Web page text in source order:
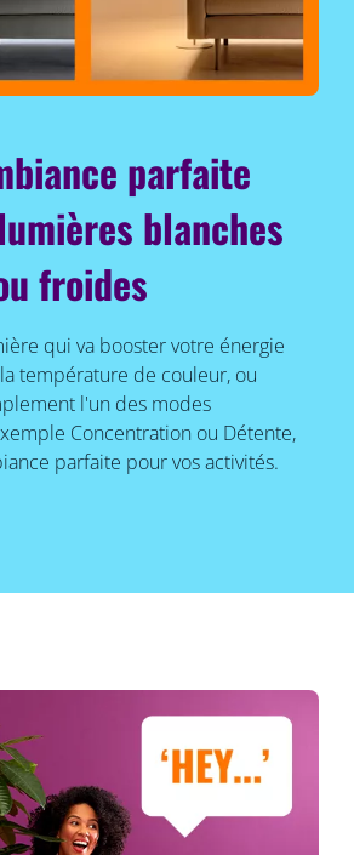
parfaite
blanches
froides
qui va booster votre énergie
température de couleur, ou
l'un des modes
Concentration ou Détente,
parfaite pour vos activités.